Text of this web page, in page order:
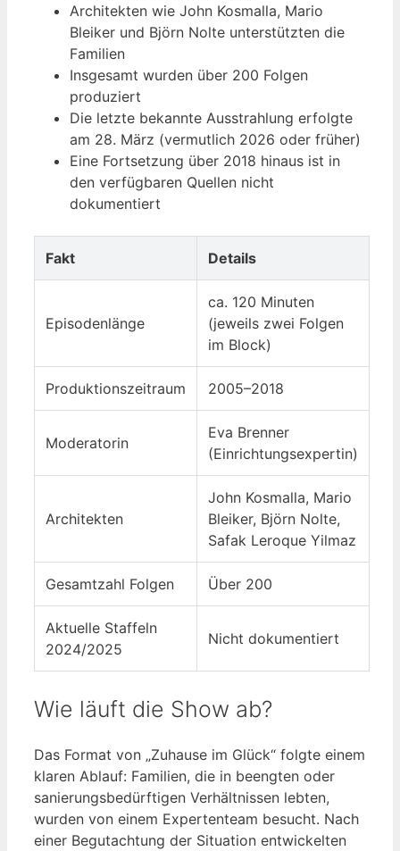
Architekten wie John Kosmalla, Mario
Bleiker und Björn Nolte unterstützten die
Familien
Insgesamt wurden über 200 Folgen
produziert
Die letzte bekannte Ausstrahlung erfolgte
am 28. März (vermutlich 2026 oder früher)
Eine Fortsetzung über 2018 hinaus ist in
den verfügbaren Quellen nicht
dokumentiert
Fakt Details
Episodenlänge
ca. 120 Minuten
(jeweils zwei Folgen
im Block)
Produktionszeitraum 2005–2018
Moderatorin
Eva Brenner
(Einrichtungsexpertin)
Architekten
John Kosmalla, Mario
Bleiker, Björn Nolte,
Safak Leroque Yilmaz
Gesamtzahl Folgen Über 200
Aktuelle Staffeln
2024/2025
Nicht dokumentiert
Wie läuft die Show ab?
Das Format von „Zuhause im Glück“ folgte einem
klaren Ablauf: Familien, die in beengten oder
sanierungsbedürftigen Verhältnissen lebten,
wurden von einem Expertenteam besucht. Nach
einer Begutachtung der Situation entwickelten